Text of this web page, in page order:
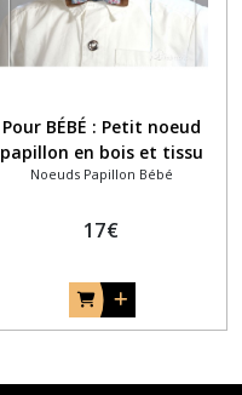
Pour BÉBÉ : Petit noeud
papillon en bois et tissu
liberty of London Katie et
Noeuds Papillon Bébé
17€